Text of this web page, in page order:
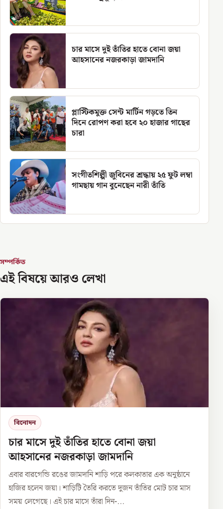
চার মাসে দুই তাঁতির হাতে বোনা জয়া
আহসানের নজরকাড়া জামদানি
প্লাস্টিকমুক্ত সেন্ট মার্টিন গড়তে তিন
দিনে রোপণ করা হবে ২০ হাজার গাছের
চারা
সংগীতশিল্পী জুবিনের শ্রদ্ধায় ২৫ ফুট লম্বা
গামছায় গান বুনেছেন নারী তাঁতি
সম্পর্কিত
এই বিষয়ে আরও লেখা
বিনোদন
চার মাসে দুই তাঁতির হাতে বোনা জয়া
আহসানের নজরকাড়া জামদানি
এবার বারগেন্ডি রঙের জামদানি শাড়ি পরে কলকাতার এক অনুষ্ঠানে
হাজির হলেন জয়া। শাড়িটি তৈরি করতে দুজন তাঁতির মোট চার মাস
সময় লেগেছে। এই চার মাসে তাঁরা দিন-...